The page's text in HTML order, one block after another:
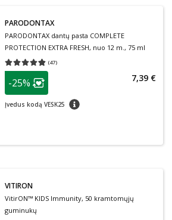
PARODONTAX
PARODONTAX dantų pasta COMPLETE
PROTECTION EXTRA FRESH, nuo 12 m., 75 ml
(47)
Vidutinis įvertinimas 4.79
patarimas
Lojalumo klubo narių nuolaida
-25%
Įvedus kodą VESK25 patarimas
7,39 €
VITIRON
VitirON™ KIDS Immunity, 50 kramtomųjų
guminukų